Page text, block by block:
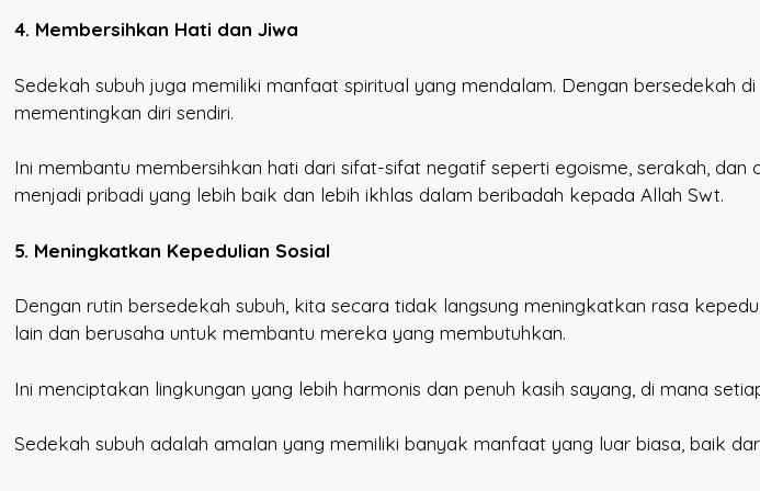
4. Membersihkan Hati dan Jiwa
Sedekah subuh juga memiliki manfaat spiritual yang mendalam. Dengan
mementingkan diri sendiri.
Ini membantu membersihkan hati dari sifat-sifat negatif seperti egoisme, serakah,
menjadi pribadi yang lebih baik dan lebih ikhlas dalam beribadah kepada Allah Swt.
5. Meningkatkan Kepedulian Sosial
Dengan rutin bersedekah subuh, kita secara tidak langsung meningkatkan rasa
lain dan berusaha untuk membantu mereka yang membutuhkan.
Ini menciptakan lingkungan yang lebih harmonis dan penuh kasih sayang, di mana
Sedekah subuh adalah amalan yang memiliki banyak manfaat yang luar biasa, baik